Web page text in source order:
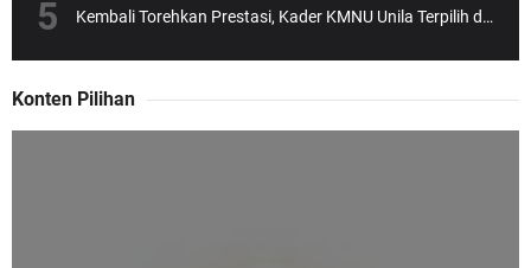
Kembali Torehkan Prestasi, Kader KMNU Unila Terpilih dalam SEA-Teacher Batch 6
Konten Pilihan